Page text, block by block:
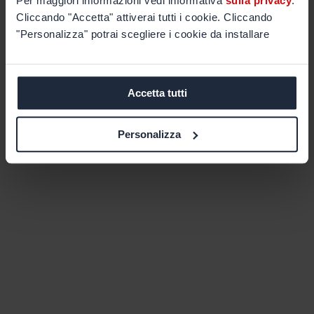
Cliccando "Accetta" attiverai tutti i cookie. Cliccando
"Personalizza" potrai scegliere i cookie da installare
Accetta tutti
Personalizza